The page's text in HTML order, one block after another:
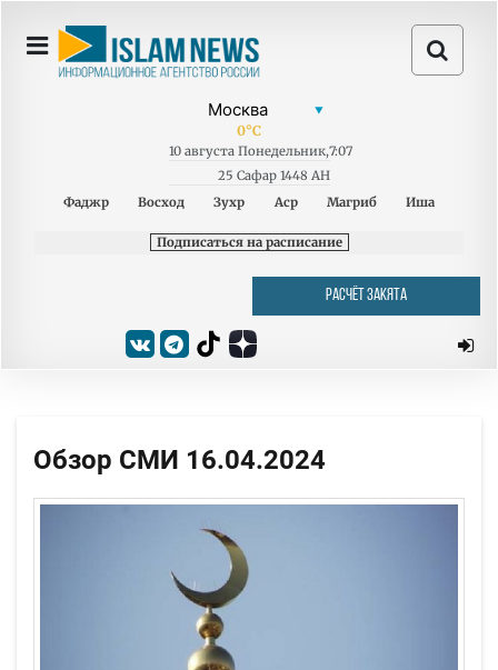
0°C
10 августа Понедельник,7:07
25 Сафар 1448 AH
Фаджр
Восход Зухр Аср Магриб Иша
Подписаться на расписание
РАСЧЁТ ЗАКЯТА
Обзор СМИ 16.04.2024